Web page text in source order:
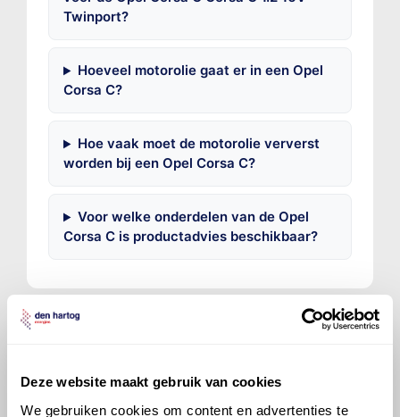
Deze website maakt gebruik van cookies
We gebruiken cookies om content en advertenties te
Twinport?
Hoeveel motorolie gaat er in een Opel
Corsa C?
Hoe vaak moet de motorolie ververst
worden bij een Opel Corsa C?
Voor welke onderdelen van de Opel
Corsa C is productadvies beschikbaar?
©OlyslagerAlle rechten voorbehouden. Deze
informatie mag noch geheel noch gedeeltelijk worden